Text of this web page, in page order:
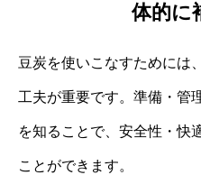
体的に
豆炭を使いこなすためには
工夫が重要です。準備・管
を知ることで、安全性・快
ことができます。